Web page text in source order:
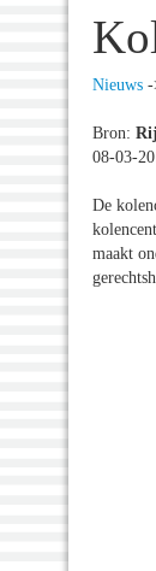
Nieuws -
Bron:
08-03-
De
maakt